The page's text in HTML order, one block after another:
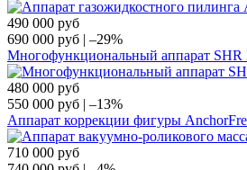
490 000 руб
690 000 руб | –29%
Многофункциональный аппарат SHR
480 000 руб
550 000 руб | –13%
Аппарат коррекции фигуры
710 000 руб